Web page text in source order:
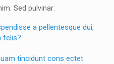
Sed pulvinar:
a pellentesque dui,
felis?
tincidunt cons ectet